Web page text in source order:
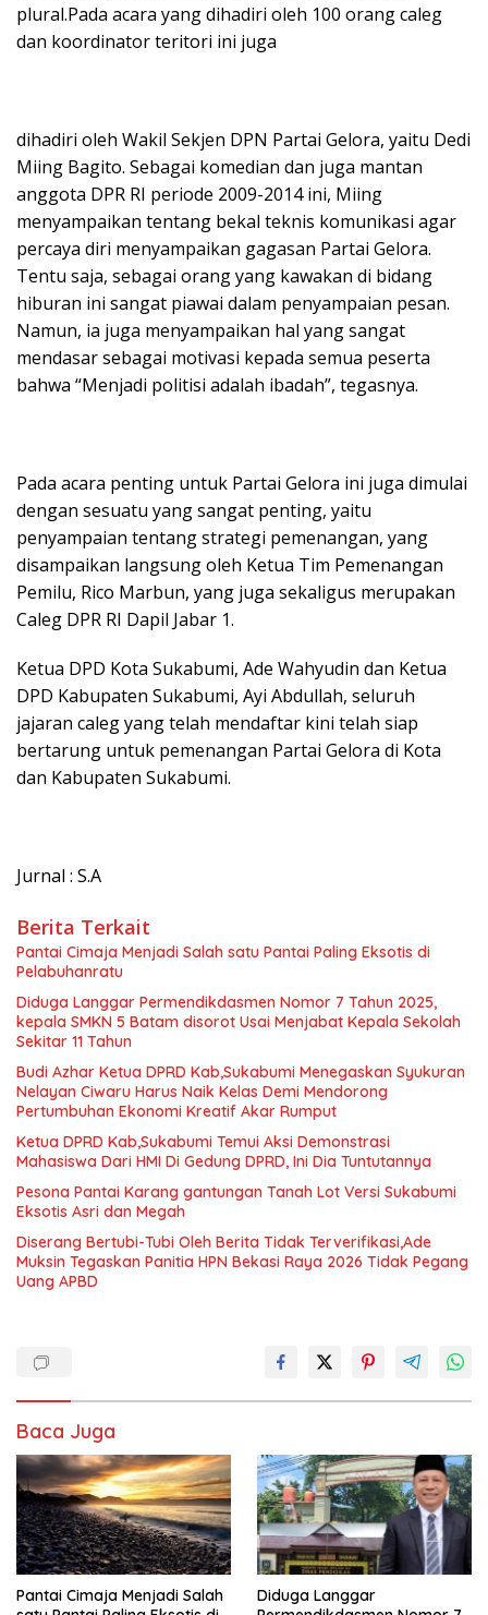
plural.Pada acara yang dihadiri oleh 100 orang caleg
dan koordinator teritori ini juga
dihadiri oleh Wakil Sekjen DPN Partai Gelora, yaitu Dedi
Miing Bagito. Sebagai komedian dan juga mantan
anggota DPR RI periode 2009-2014 ini, Miing
menyampaikan tentang bekal teknis komunikasi agar
percaya diri menyampaikan gagasan Partai Gelora.
Tentu saja, sebagai orang yang kawakan di bidang
hiburan ini sangat piawai dalam penyampaian pesan.
Namun, ia juga menyampaikan hal yang sangat
mendasar sebagai motivasi kepada semua peserta
bahwa “Menjadi politisi adalah ibadah”, tegasnya.
Pada acara penting untuk Partai Gelora ini juga dimulai
dengan sesuatu yang sangat penting, yaitu
penyampaian tentang strategi pemenangan, yang
disampaikan langsung oleh Ketua Tim Pemenangan
Pemilu, Rico Marbun, yang juga sekaligus merupakan
Caleg DPR RI Dapil Jabar 1.
Ketua DPD Kota Sukabumi, Ade Wahyudin dan Ketua
DPD Kabupaten Sukabumi, Ayi Abdullah, seluruh
jajaran caleg yang telah mendaftar kini telah siap
bertarung untuk pemenangan Partai Gelora di Kota
dan Kabupaten Sukabumi.
Jurnal : S.A
Berita Terkait
Pantai Cimaja Menjadi Salah satu Pantai Paling Eksotis di
Pelabuhanratu
Diduga Langgar Permendikdasmen Nomor 7 Tahun 2025,
kepala SMKN 5 Batam disorot Usai Menjabat Kepala Sekolah
Sekitar 11 Tahun
Budi Azhar Ketua DPRD Kab,Sukabumi Menegaskan Syukuran
Nelayan Ciwaru Harus Naik Kelas Demi Mendorong
Pertumbuhan Ekonomi Kreatif Akar Rumput
Ketua DPRD Kab,Sukabumi Temui Aksi Demonstrasi
Mahasiswa Dari HMI Di Gedung DPRD, Ini Dia Tuntutannya
Pesona Pantai Karang gantungan Tanah Lot Versi Sukabumi
Eksotis Asri dan Megah
Diserang Bertubi-Tubi Oleh Berita Tidak Terverifikasi,Ade
Muksin Tegaskan Panitia HPN Bekasi Raya 2026 Tidak Pegang
Uang APBD
Baca Juga
Pantai Cimaja Menjadi Salah
Diduga Langgar